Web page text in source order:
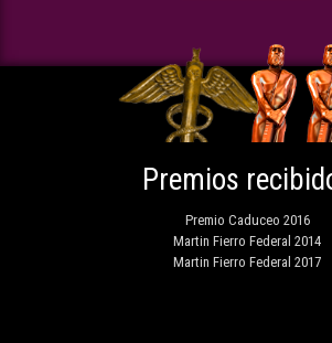
Premios
Premio Caduceo 2016
Martin Fierro Federal 2014
Martin Fierro Federal 2017